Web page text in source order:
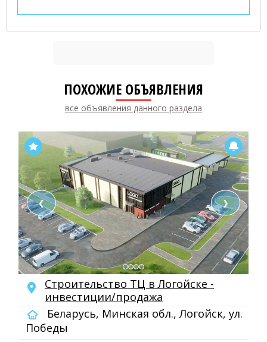
ПОХОЖИЕ ОБЪЯВЛЕНИЯ
все объявления данного раздела
❮ ❯
Строительство ТЦ в Логойске -
инвестиции/продажа
Беларусь, Минская обл., Логойск, ул.
Победы